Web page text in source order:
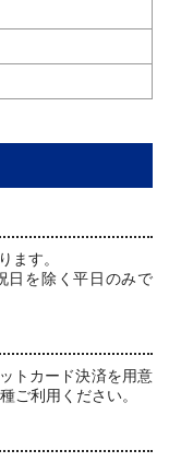
ます。
日を除く平日のみで
トカード決済を用意
ご利用ください。